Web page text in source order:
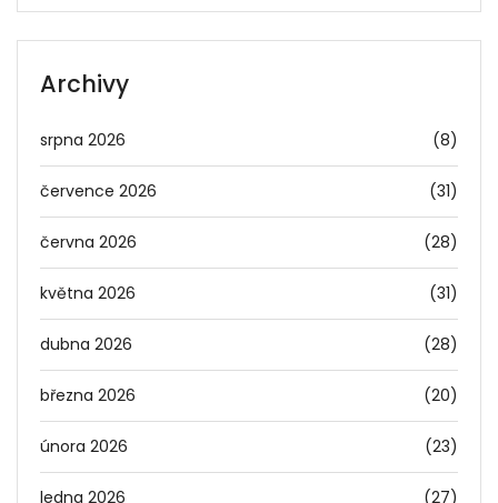
Archivy
srpna 2026 (8)
července 2026 (31)
června 2026 (28)
května 2026 (31)
dubna 2026 (28)
března 2026 (20)
února 2026 (23)
ledna 2026 (27)